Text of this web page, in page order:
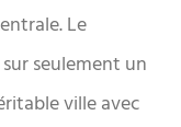
Le
seulement un
ville avec